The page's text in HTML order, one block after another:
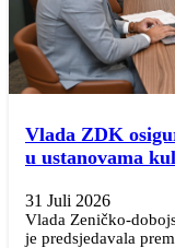
Vlada ZDK
u ustanovama
31 Juli 2026
Vlada Zeničko-
je predsjedavala